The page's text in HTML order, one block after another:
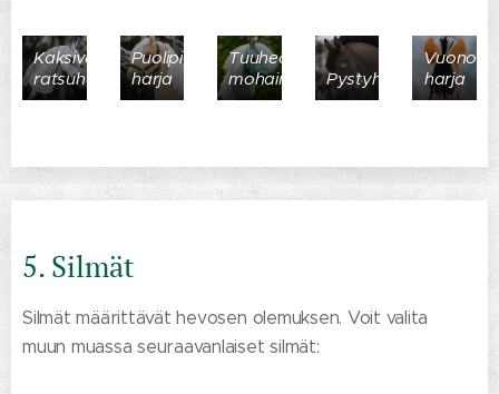
Kaksivärinen
ratsuharja
Puolipitkä
harja
Tuuhea
mohairharjaPystyharja harja
5. Silmät
Silmät määrittävät hevosen olemuksen. Voit valita
muun muassa seuraavanlaiset silmät: